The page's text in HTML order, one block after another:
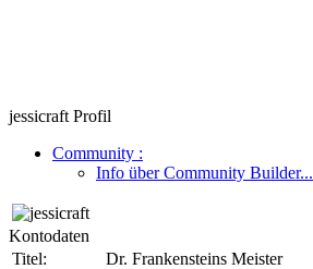
jessicraft Profil
Community :
Info über Community Builder...
Kontodaten
Titel:
Dr. Frankensteins Meister